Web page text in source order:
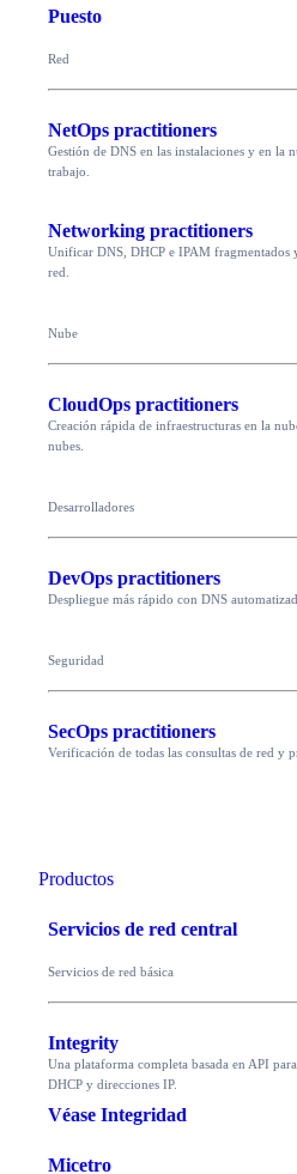
Puesto
Red
NetOps practitioners
Gestión de DNS en las instalaciones y en la
trabajo.
Networking practitioners
Unificar DNS, DHCP e IPAM fragmentados
red.
Nube
CloudOps practitioners
Creación rápida de infraestructuras en la
nubes.
Desarrolladores
DevOps practitioners
Despliegue más rápido con DNS
Seguridad
SecOps practitioners
Verificación de todas las consultas de red y
Productos
Servicios de red central
Servicios de red básica
Integrity
Una plataforma completa basada en API
DHCP y direcciones IP.
Véase Integridad
Micetro